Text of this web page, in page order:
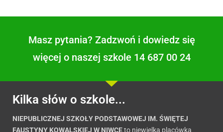
Masz pytania? Zadzwoń i dowiedz się
więcej o naszej szkole 14 687 00 24
Kilka słów o szkole...
NIEPUBLICZNEJ SZKOŁY PODSTAWOWEJ IM. ŚWIĘTEJ
FAUSTYNY KOWALSKIEJ W NIWCEto niewielka placówka